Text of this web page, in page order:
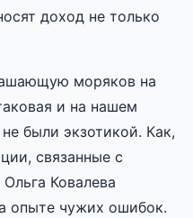
доход не только
моряков на
и на нашем
были экзотикой. Как,
связанные с
Ковалева
опыте чужих ошибок.